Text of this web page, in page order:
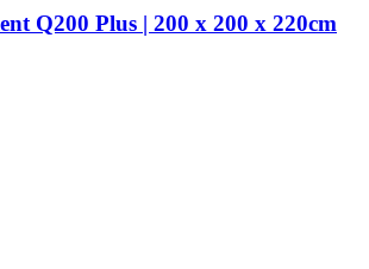
Q200 Plus | 200 x 200 x 220cm